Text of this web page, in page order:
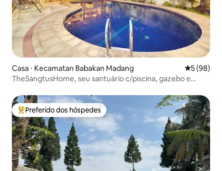
Casa ⋅ Kecamatan Babakan Madang 5 de uma
5 (98)
TheSangtusHome, seu santuário c/piscina, gazebo e
Entre os melhores preferidos dos hóspedes
Preferido dos hóspedes